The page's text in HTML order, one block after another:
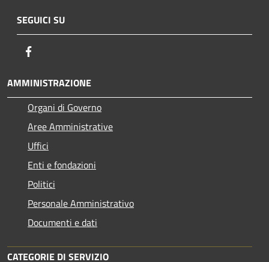
SEGUICI SU
AMMINISTRAZIONE
Organi di Governo
Aree Amministrative
Uffici
Enti e fondazioni
Politici
Personale Amministrativo
Documenti e dati
CATEGORIE DI SERVIZIO